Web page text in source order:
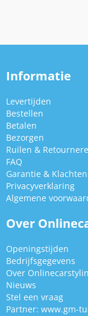
Informatie
Levertijden
Bestellen
Betalen
Bezorgen
Ruilen &
FAQ
Garantie & Klachten
Privacyverklaring
Algemene
Over
Openingstijden
Bedrijfsgegevens
Over
Nieuws
Stel een vraag
Partner: www.gm-